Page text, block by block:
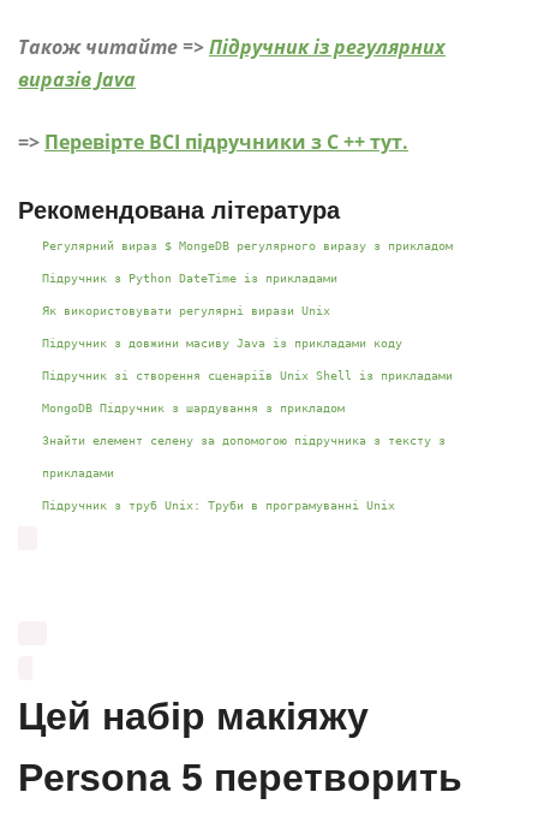
Також читайте =>Підручник із регулярних
виразів Java
=> Перевірте ВСІ підручники з C ++ тут.
Рекомендована література
Регулярний вираз $ MongeDB регулярного виразу з прикладом
Підручник з Python DateTime із прикладами
Як використовувати регулярні вирази Unix
Підручник з довжини масиву Java із прикладами коду
Підручник зі створення сценаріїв Unix Shell із прикладами
MongoDB Підручник з шардування з прикладом
Знайти елемент селену за допомогою підручника з тексту з
прикладами
Підручник з труб Unix: Труби в програмуванні Unix
Цей набір макіяжу
Persona 5 перетворить